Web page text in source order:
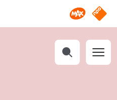
Omroep
NPO